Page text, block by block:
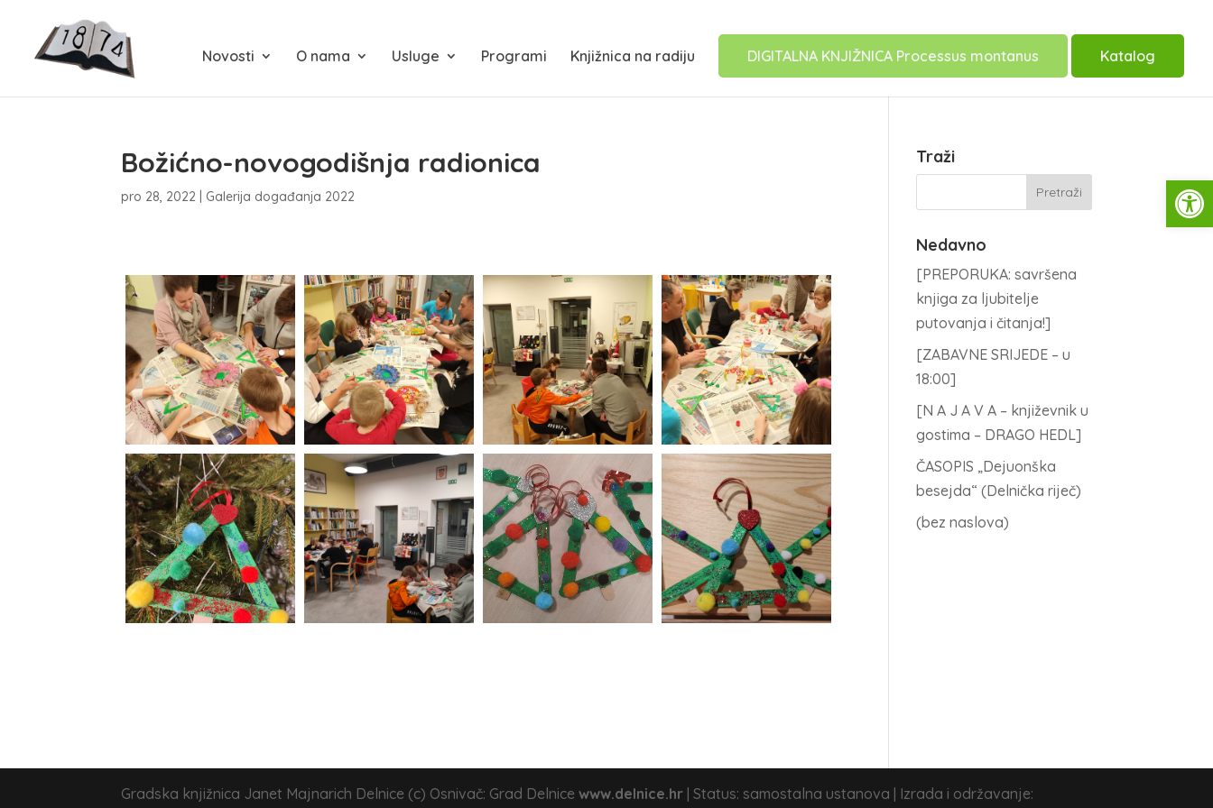
Novosti O nama Usluge Programi Knjižnica na radiju DIGITALNA KNJIŽNICA Processus montanus Katalog
Božićno-novogodišnja radionica
pro 28, 2022 Galerija događanja 2022
Traži
Nedavno
[PREPORUKA: savršena
knjiga za ljubitelje
putovanja i čitanja!]
[ZABAVNE SRIJEDE – u
18:00]
[N A J A V A – književnik u
gostima – DRAGO HEDL]
ČASOPIS „Dejuonška
besejda“ (Delnička riječ)
(bez naslova)
Gradska knjižnica Janet Majnarich Delnice (c) Osnivač: Grad Delnicewww.delnice.hr | Status: samostalna ustanova | Izrada i održavanje: